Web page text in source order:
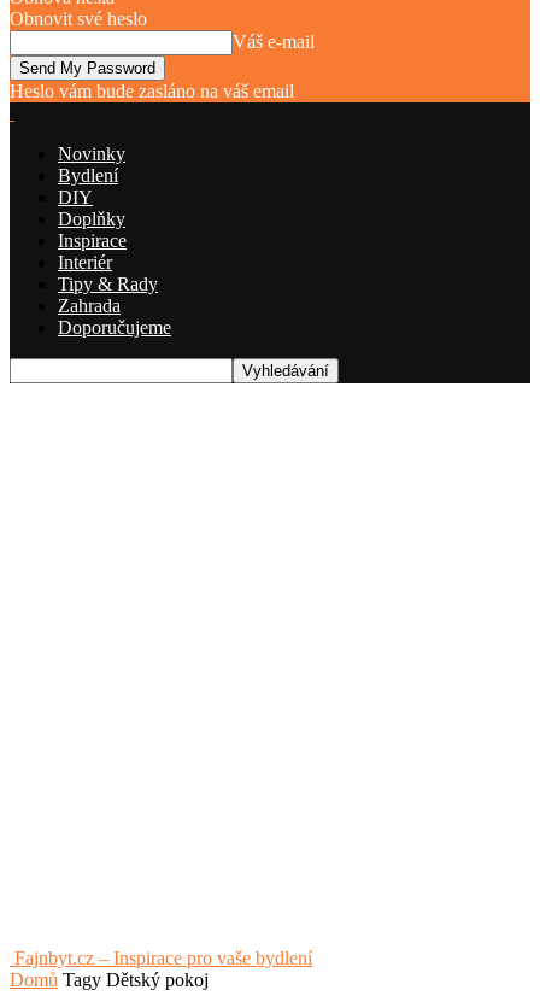
Obnovit své heslo
Váš e-mail
Heslo vám bude zasláno na váš email
Novinky
Bydlení
DIY
Doplňky
Inspirace
Interiér
Tipy & Rady
Zahrada
Doporučujeme
Fajnbyt.cz – Inspirace pro vaše bydlení
Domů Tagy Dětský pokoj